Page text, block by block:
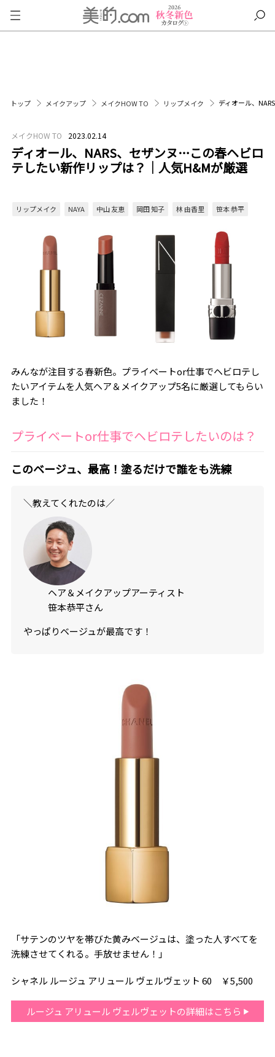
トップ メイクアップ メイクHOW TO リップメイク ディオール、
メイクHOW TO 2023.02.14
ディオール、NARS、セザンヌ…この春ヘビロ
テしたい新作リップは？｜人気H&Mが厳選
リップメイク NAYA 中山 友恵 岡田 知子 林 由香里 笹本 恭平
みんなが注目する春新色。プライベートor仕事でヘビロテし
たいアイテムを人気ヘア＆メイクアップ5名に厳選してもらい
ました！
プライベートor仕事でヘビロテしたいのは？
このベージュ、最高！塗るだけで誰をも洗練
＼教えてくれたのは／
ヘア＆メイクアップアーティスト
笹本恭平さん
やっぱりベージュが最高です！
「サテンのツヤを帯びた黄みベージュは、塗った人すべてを
洗練させてくれる。手放せません！」
シャネル ルージュ アリュール ヴェルヴェット 60 ￥5,500
ルージュ アリュール ヴェルヴェットの詳細はこちら